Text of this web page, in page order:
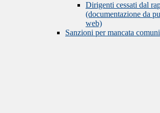
Dirigenti cessati dal
(documentazione da
web)
Sanzioni per mancata